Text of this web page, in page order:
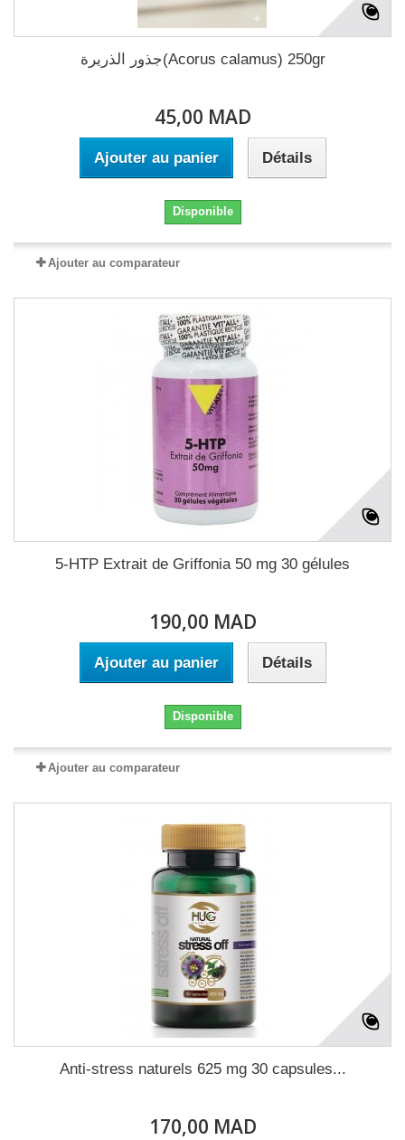
جذور الذريرة(Acorus calamus) 250gr
45,00 MAD
Ajouter au panier Détails
Disponible
Ajouter au comparateur
5-HTP Extrait de Griffonia 50 mg 30 gélules
190,00 MAD
Ajouter au panier Détails
Disponible
Ajouter au comparateur
Anti-stress naturels 625 mg 30 capsules...
170,00 MAD